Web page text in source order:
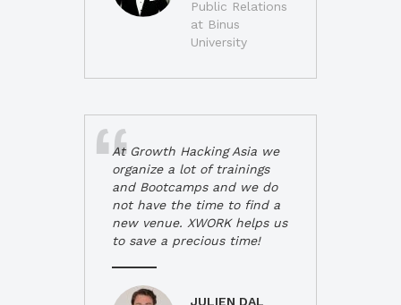
Public Relations
at Binus
University
At Growth Hacking Asia we
organize a lot of trainings
and Bootcamps and we do
not have the time to find a
new venue. XWORK helps us
to save a precious time!
JULIEN DAL